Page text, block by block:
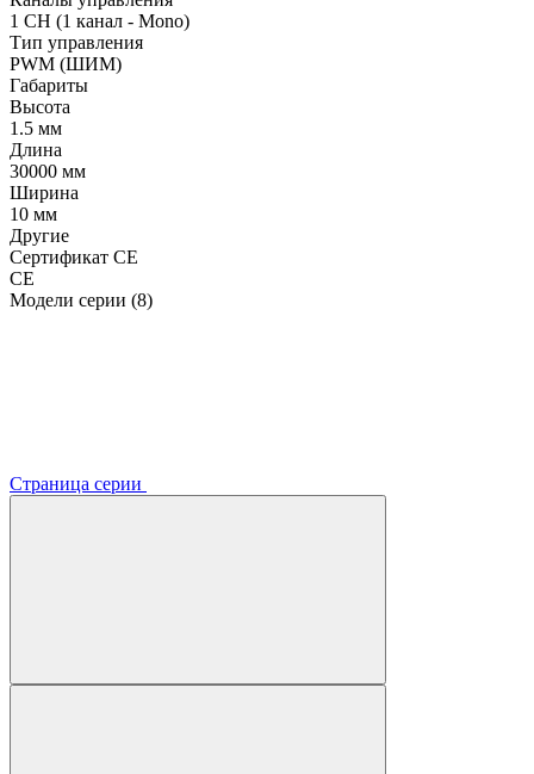
1 CH (1 канал - Mono)
Тип управления
PWM (ШИМ)
Габариты
Высота
1.5 мм
Длина
30000 мм
Ширина
10 мм
Другие
Сертификат CE
CE
Модели серии (8)
Страница серии